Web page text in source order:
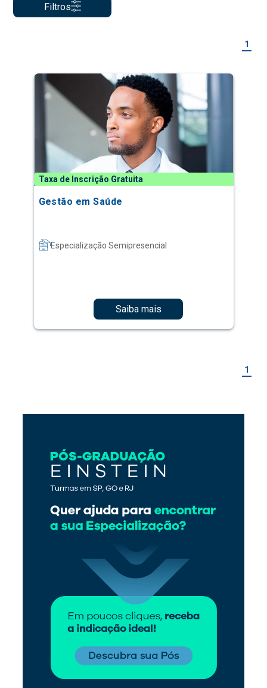
Filtros
1
Taxa de Inscrição Gratuita
Gestão em Saúde
Especialização Semipresencial
Saiba mais
1